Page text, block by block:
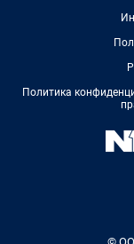
Политика